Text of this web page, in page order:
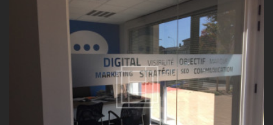
CLOISON VITRÉE